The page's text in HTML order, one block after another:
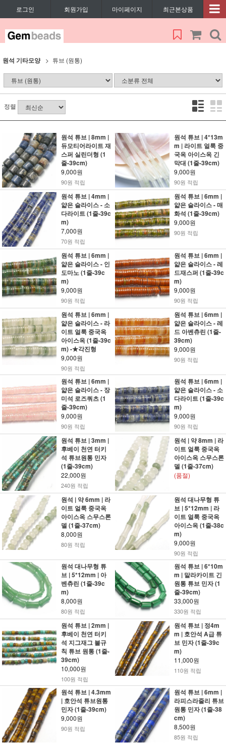
로그인 회원가입 마이페이지 최근본상품
원석 기타모양 튜브 (원통)
정렬
원석 튜브 | 8mm |
듀모티어라이트 재
스퍼 실린더형 (1
줄-39cm)
9,000원
90원 적립
원석 튜브 | 4*13m
m | 라이트 얼룩 중
국옥 아이스옥 긴
막대 (1줄-39cm)
9,000원
90원 적립
원석 튜브 | 4mm |
얇은 슬라이스 - 소
다라이트 (1줄-39c
m)
7,000원
70원 적립
원석 튜브 | 6mm |
얇은 슬라이스 - 매
화석 (1줄-39cm)
9,000원
90원 적립
원석 튜브 | 6mm |
얇은 슬라이스 - 인
도마노 (1줄-39c
m)
9,000원
90원 적립
원석 튜브 | 6mm |
얇은 슬라이스 - 레
드재스퍼 (1줄-39c
m)
9,000원
90원 적립
원석 튜브 | 6mm |
얇은 슬라이스 - 라
이트 얼룩 중국옥
아이스옥 (1줄-39c
m) -★각진형
9,000원
90원 적립
원석 튜브 | 6mm |
얇은 슬라이스 - 레
드 아벤츄린 (1줄-
39cm)
9,000원
90원 적립
원석 튜브 | 6mm |
얇은 슬라이스 - 장
미석 로즈쿼츠 (1
줄-39cm)
9,000원
90원 적립
원석 튜브 | 6mm |
얇은 슬라이스 - 소
다라이트 (1줄-39c
m)
9,000원
90원 적립
원석 튜브 | 3mm |
후베이 천연 터키
석 튜브원통 민자
(1줄-39cm)
22,000원
240원 적립
원석 | 약 8mm | 라
이트 얼룩 중국옥
아이스옥 스무스론
델 (1줄-37cm)
(품절)
원석 | 약 6mm | 라
이트 얼룩 중국옥
아이스옥 스무스론
델 (1줄-37cm)
8,000원
80원 적립
원석 대나무형 튜
브 | 5*12mm | 라
이트 얼룩 중국옥
아이스옥 (1줄-38c
m)
9,000원
90원 적립
원석 대나무형 튜
브 | 5*12mm | 아
벤츄린 (1줄-39c
m)
8,000원
80원 적립
원석 튜브 | 6*10m
m | 말라카이트 긴
원통 튜브 민자 (1
줄-39cm)
33,000원
330원 적립
원석 튜브 | 2mm |
후베이 천연 터키
석 지그재그 불규
칙 튜브 원통 (1줄-
39cm)
10,000원
100원 적립
원석 튜브 | 정4m
m | 호안석 A급 튜
브 민자 (1줄-39c
m)
11,000원
110원 적립
원석 튜브 | 4.3mm
| 호안석 튜브원통
민자 (1줄-39cm)
9,000원
90원 적립
원석 튜브 | 6mm |
라피스라줄리 튜브
원통 민자 (1줄-38
cm)
8,500원
85원 적립